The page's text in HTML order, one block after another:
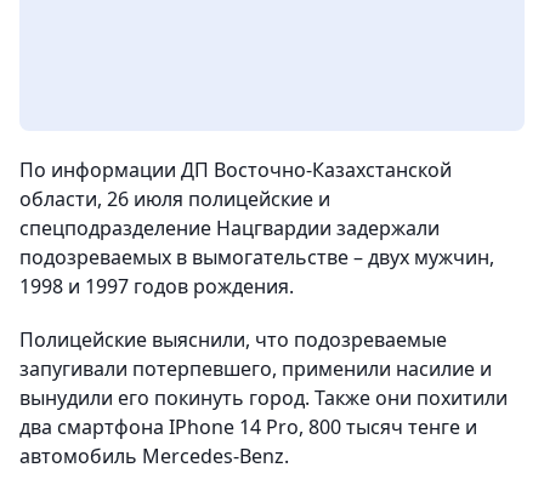
По информации ДП Восточно-Казахстанской
области, 26 июля полицейские и
спецподразделение Нацгвардии задержали
подозреваемых в вымогательстве – двух мужчин,
1998 и 1997 годов рождения.
Полицейские выяснили, что подозреваемые
запугивали потерпевшего, применили насилие и
вынудили его покинуть город. Также они похитили
два смартфона IPhone 14 Pro, 800 тысяч тенге и
автомобиль Mеrcedes-Benz.